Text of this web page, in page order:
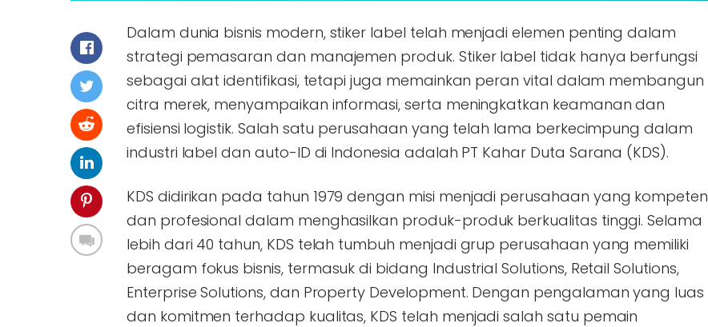
Dalam dunia bisnis modern, stiker label telah menjadi elemen penting dalam
strategi pemasaran dan manajemen produk. Stiker label tidak hanya berfungsi
sebagai alat identifikasi, tetapi juga memainkan peran vital dalam membangun
citra merek, menyampaikan informasi, serta meningkatkan keamanan dan
efisiensi logistik. Salah satu perusahaan yang telah lama berkecimpung dalam
industri label dan auto-ID di Indonesia adalah PT Kahar Duta Sarana (KDS).
KDS didirikan pada tahun 1979 dengan misi menjadi perusahaan yang kompeten
dan profesional dalam menghasilkan produk-produk berkualitas tinggi. Selama
lebih dari 40 tahun, KDS telah tumbuh menjadi grup perusahaan yang memiliki
beragam fokus bisnis, termasuk di bidang Industrial Solutions, Retail Solutions,
Enterprise Solutions, dan Property Development. Dengan pengalaman yang luas
dan komitmen terhadap kualitas, KDS telah menjadi salah satu pemain